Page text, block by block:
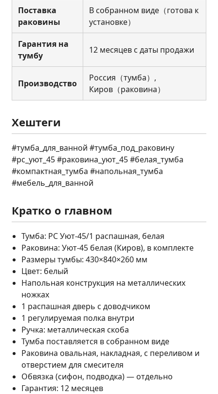
Поставка
раковины
В собранном виде（готова к
установке）
Гарантия на
тумбу
12 месяцев с даты продажи
Производство
Россия（тумба）,
Киров（раковина）
Хештеги
#тумба_для_ванной #тумба_под_раковину
#рс_уют_45 #раковина_уют_45 #белая_тумба
#компактная_тумба #напольная_тумба
#мебель_для_ванной
Кратко о главном
Тумба: РС Уют-45/1 распашная, белая
Раковина: Уют-45 белая (Киров), в комплекте
Размеры тумбы: 430×840×260 мм
Цвет: белый
Напольная конструкция на металлических
ножках
1 распашная дверь с доводчиком
1 регулируемая полка внутри
Ручка: металлическая скоба
Тумба поставляется в собранном виде
Раковина овальная, накладная, с переливом и
отверстием для смесителя
Обвязка (сифон, подводка) — отдельно
Гарантия: 12 месяцев